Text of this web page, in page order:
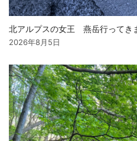
北アルプスの女王 燕岳行ってき
2026年8月5日